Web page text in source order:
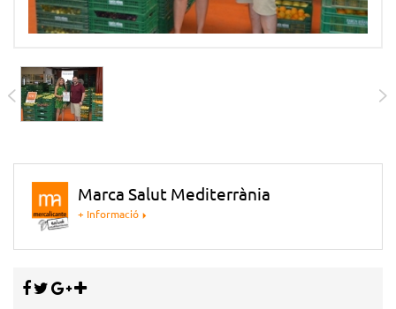
Marca Salut Mediterrània
+ Informació